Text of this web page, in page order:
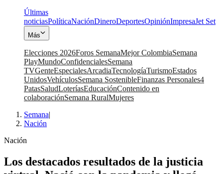
Últimas
noticiasPolíticaNaciónDineroDeportesOpiniónImpresaJet Set
Más
Elecciones 2026Foros SemanaMejor ColombiaSemana
PlayMundoConfidencialesSemana
TVGenteEspecialesArcadiaTecnologíaTurismoEstados
UnidosVehículosSemana SostenibleFinanzas Personales4
PatasSaludLoteríasEducaciónContenido en
colaboraciónSemana RuralMujeres
Semana|
Nación
Nación
Los destacados resultados de la justicia